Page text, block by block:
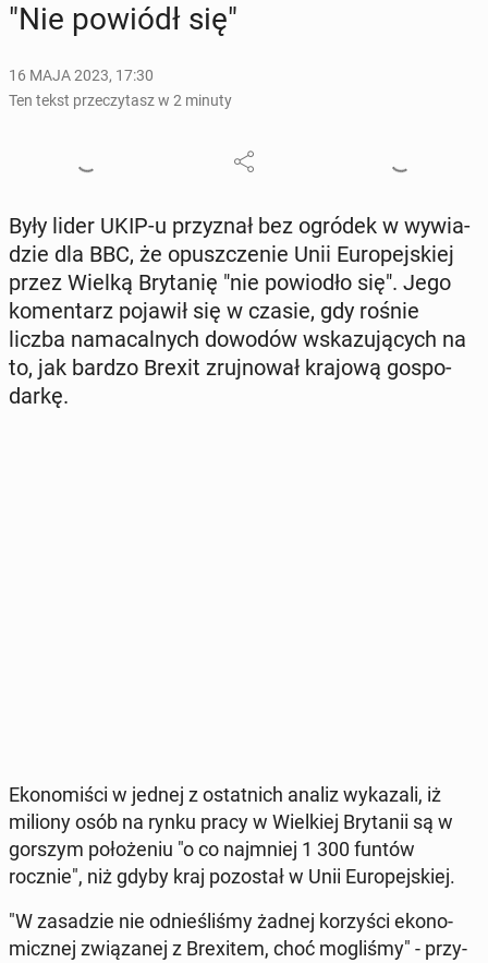
"Nie powiódł się"
16 MAJA 2023, 17:30
Ten tekst przeczytasz w 2 minuty
Były lider UKIP-u przy­znał bez ogródek w wy­wia­
dzie dla BBC, że opusz­cze­nie Unii Eu­ro­pej­skiej
przez Wielką Bry­ta­nię "nie po­wio­dło się". Jego
ko­men­tarz pojawił się w czasie, gdy rośnie
liczba na­ma­cal­nych dowodów wska­zu­ją­cych na
to, jak bardzo Brexit zruj­no­wał krajową go­spo­
dar­kę.
Eko­no­mi­ści w jednej z ostat­nich analiz wy­ka­za­li, iż
miliony osób na rynku pracy w Wiel­kiej Bry­ta­nii są w
gorszym po­ło­że­niu "o co naj­mniej 1 300 funtów
rocznie", niż gdyby kraj po­zo­stał w Unii Eu­ro­pej­skiej.
"W za­sa­dzie nie od­nie­śli­śmy żadnej ko­rzy­ści eko­no­
micz­nej zwią­za­nej z Bre­xi­tem, choć mo­gli­śmy" - przy­